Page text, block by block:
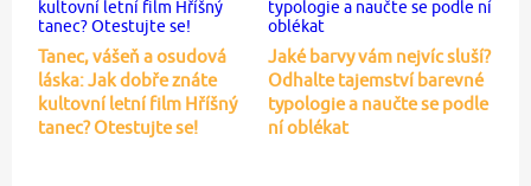
Tanec, vášeň a osudová
láska: Jak dobře znáte
kultovní letní film Hříšný
tanec? Otestujte se!
Jaké barvy vám nejvíc sluší?
Odhalte tajemství barevné
typologie a naučte se podle
ní oblékat